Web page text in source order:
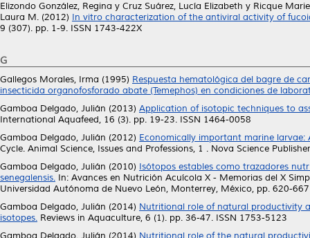
Elizondo González, Regina y Cruz Suárez, Lucía Elizabeth y Ricque
Laura M. (2012) In vitro characterization of the antiviral activity of
9 (307). pp. 1-9. ISSN 1743-422X
G
Gallegos Morales, Irma (1995) Respuesta hematológica del bagre de
insecticida organofosforado abate (Temephos) en condiciones de
Gamboa Delgado, Julián (2013) Application of isotopic techniques to
International Aquafeed, 16 (3). pp. 19-23. ISSN 1464-0058
Gamboa Delgado, Julián (2012) Economically important marine
Cycle. Animal Science, Issues and Professions, 1 . Nova Science
Gamboa Delgado, Julián (2010) Isótopos estables como trazadores
senegalensis. In: Avances en Nutrición Acuícola X - Memorias del X
Universidad Autónoma de Nuevo León, Monterrey, México, pp. 620-
Gamboa Delgado, Julián (2014) Nutritional role of natural productivity
isotopes. Reviews in Aquaculture, 6 (1). pp. 36-47. ISSN 1753-5123